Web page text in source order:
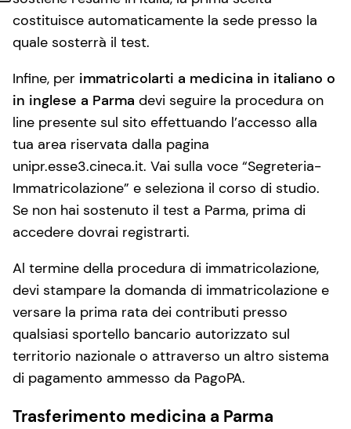
costituisce automaticamente la sede presso la
quale sosterrà il test.
Infine, per immatricolarti a medicina in italiano o
in inglese a Parma devi seguire la procedura on
line presente sul sito effettuando l’accesso alla
tua area riservata dalla pagina
unipr.esse3.cineca.it. Vai sulla voce “Segreteria-
Immatricolazione” e seleziona il corso di studio.
Se non hai sostenuto il test a Parma, prima di
accedere dovrai registrarti.
Al termine della procedura di immatricolazione,
devi stampare la domanda di immatricolazione e
versare la prima rata dei contributi presso
qualsiasi sportello bancario autorizzato sul
territorio nazionale o attraverso un altro sistema
di pagamento ammesso da PagoPA.
Trasferimento medicina a Parma